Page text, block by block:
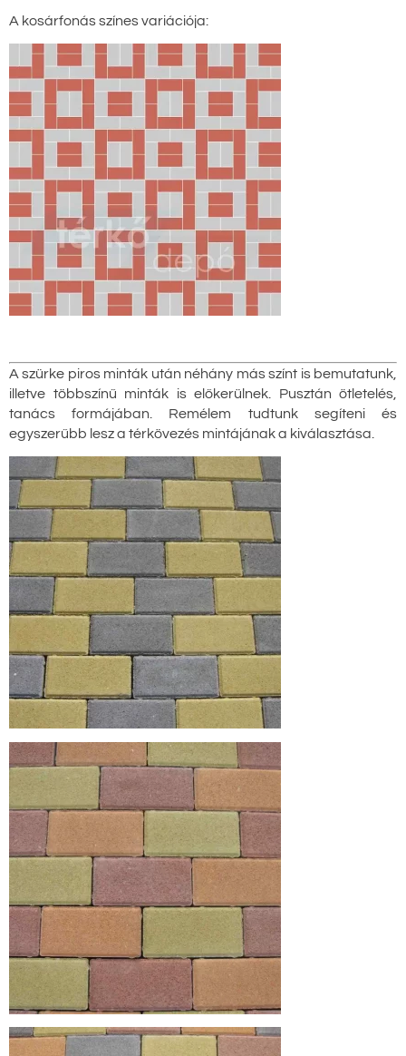
A kosárfonás színes variációja:
A szürke piros minták után néhány más színt is bemutatunk,
illetve többszínű minták is előkerülnek. Pusztán ötletelés,
tanács formájában. Remélem tudtunk segíteni és
egyszerűbb lesz a térkövezés mintájának a kiválasztása.